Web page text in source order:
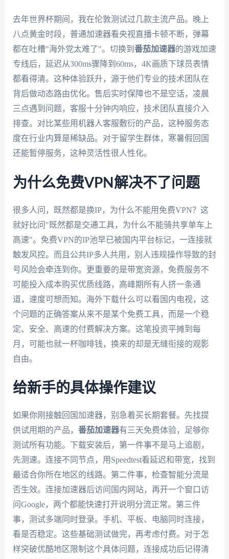
去年世界杯期间，我在伦敦测试过几款主流产品。晚上
八点黄金时段，普通加速器看央视直播卡顿不断，弹幕
都在吐槽"海外党太难了"。切换到 番茄加速器的游戏加速
专线后，延迟从300ms骤降到60ms，4K画质下球员表情
都看得清。这种体验跃升，源于他们专业的技术团队在
背后做动态路由优化。售后实时保障也不是空话，凌晨
三点遇到问题，客服十分钟内响应，技术团队直接介入
排查。对比某些用机器人客服敷衍的产品，这种服务态
度在行业内算是稀缺品。对于留学生群体，寒暑假回国
还能暂停服务，这种灵活性很人性化。
为什么免费VPN解决不了问题
很多人问，既然都是换IP，为什么不能用免费VPN？这
就好比问"既然都是交通工具，为什么不能骑共享单车上
高速"。免费VPN的IP池早已被国内平台标记，一连接就
触发风控。而且公共IP多人共用，别人违规操作导致的封
号风险会牵连到你。更重要的是带宽资源，免费服务不
可能投入成本购买优质线路，高峰期所有人挤一条通
道，速度可想而知。海外下载什么可以看国内电视，这
个问题的正确答案从来不是某个免费工具，而是一个稳
定、安全、高速的付费解决方案。这笔投资平摊到每
月，可能也就一杯咖啡钱，换来的却是无缝衔接的观影
自由。
给新手的具体操作建议
如果你刚接触回国加速器，别急着买长期套餐。先找提
供试用期的产品， 番茄加速器有三天免费体验，足够你
测试所有功能。下载安装后，第一件事不是马上追剧，
先测速。连接不同节点，用Speedtest看延迟和带宽，找到
最适合你所在地区的线路。第二件事，检查智能分流是
否生效。连接加速器后访问国内网站，再开一个窗口访
问Google，两个都能快速打开说明分流正常。第三件
事，测试多端同时登录。手机、平板、电脑同时连接，
看是否稳定。这些基础测试做完，再考虑付费。对于怎
样突破优酷地区限制这个具体问题，连接成功后记得清